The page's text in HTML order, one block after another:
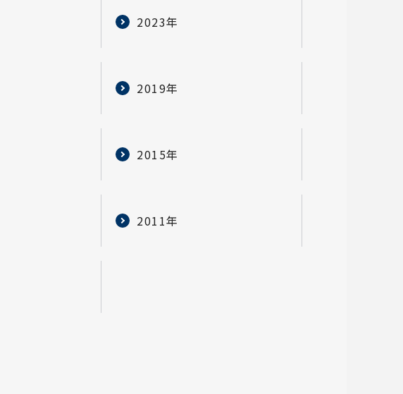
2023年
2019年
2015年
2011年